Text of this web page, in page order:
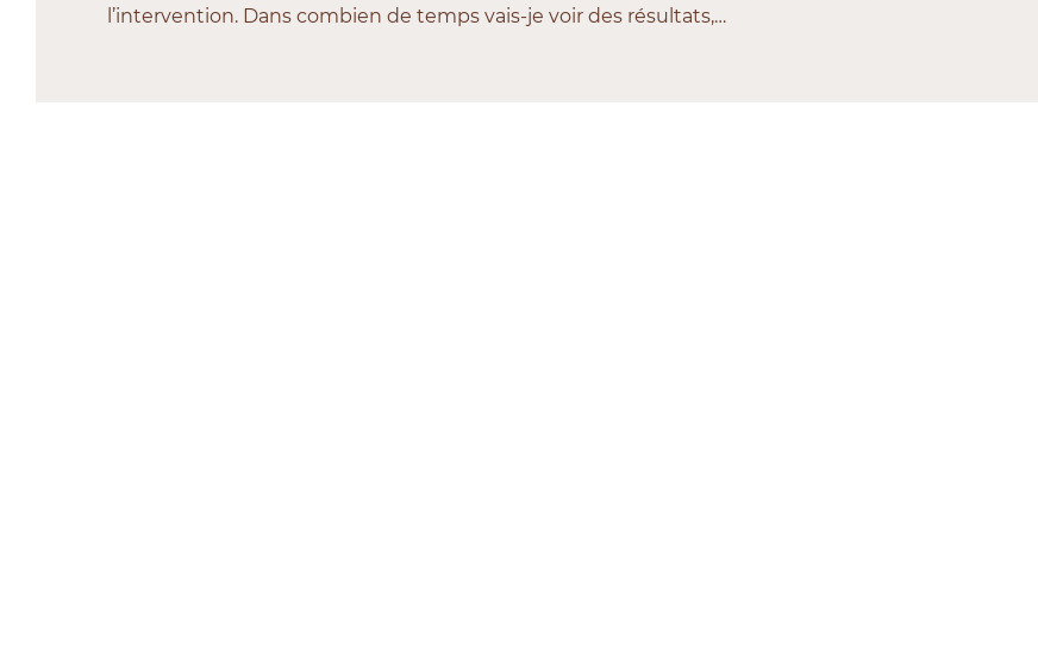
l’intervention. Dans combien de temps vais-je voir des résultats,…